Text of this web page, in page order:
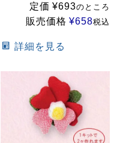
定価 ¥693のところ
販売価格 ¥658税込
詳細を見る